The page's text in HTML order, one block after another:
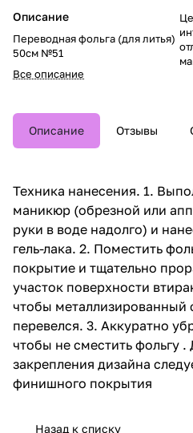
Описание
Переводная фольга (для литья)
50см №51
Все описание
Описание Отзывы
Техника нанесения. 1.
маникюр (обрезной или
руки в воде надолго) и
гель-лака. 2. Поместить
покрытие и тщательно
участок поверхности
чтобы металлизированный
перевелся. 3. Аккуратно
чтобы не сместить фольгу
закрепления дизайна
финишного покрытия
Назад к списку